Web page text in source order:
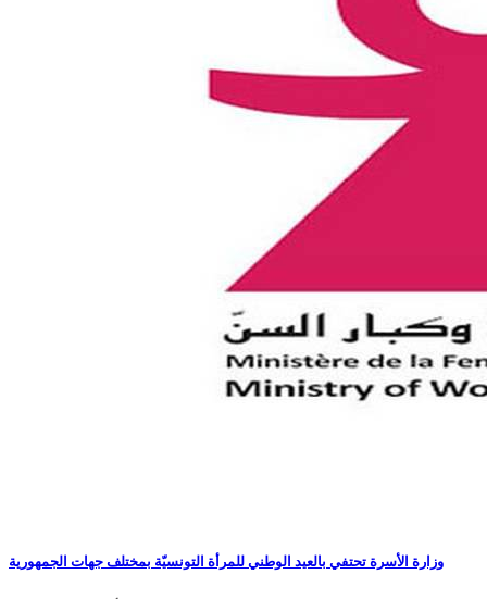
وزارة الأسرة تحتفي بالعيد الوطني للمرأة التونسيّة بمختلف جهات الجمهورية